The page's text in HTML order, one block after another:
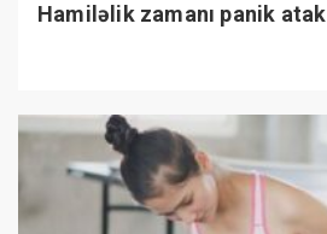
Hamiləlik zamanı panik atak